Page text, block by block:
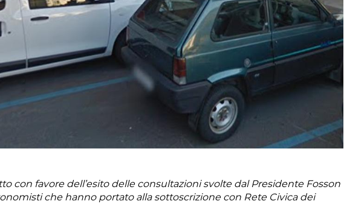
con favore dell’esito delle consultazioni svolte dal Presidente Fosson
che hanno portato alla sottoscrizione con Rete Civica dei